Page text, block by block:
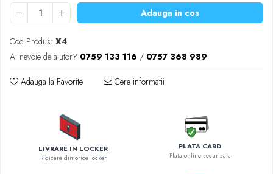
Accesorii auto
Redresoare
Roboti pornire
Carcase protectie NOCO BOOST
Incarcator masina electrica
Aparate de spalat cu presiune
Compresoare
Adauga in cos
Cod Produs: X4
Ai nevoie de ajutor? 0759 133 116 / 0757 368 989
Adauga la Favorite Cere informatii
LIVRARE IN LOCKER
Ridicare din orice locker
PLATA CARD
Plata online securizata